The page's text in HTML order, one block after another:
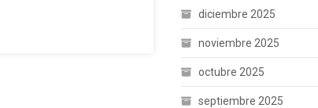
diciembre 2025
noviembre 2025
octubre 2025
septiembre 2025